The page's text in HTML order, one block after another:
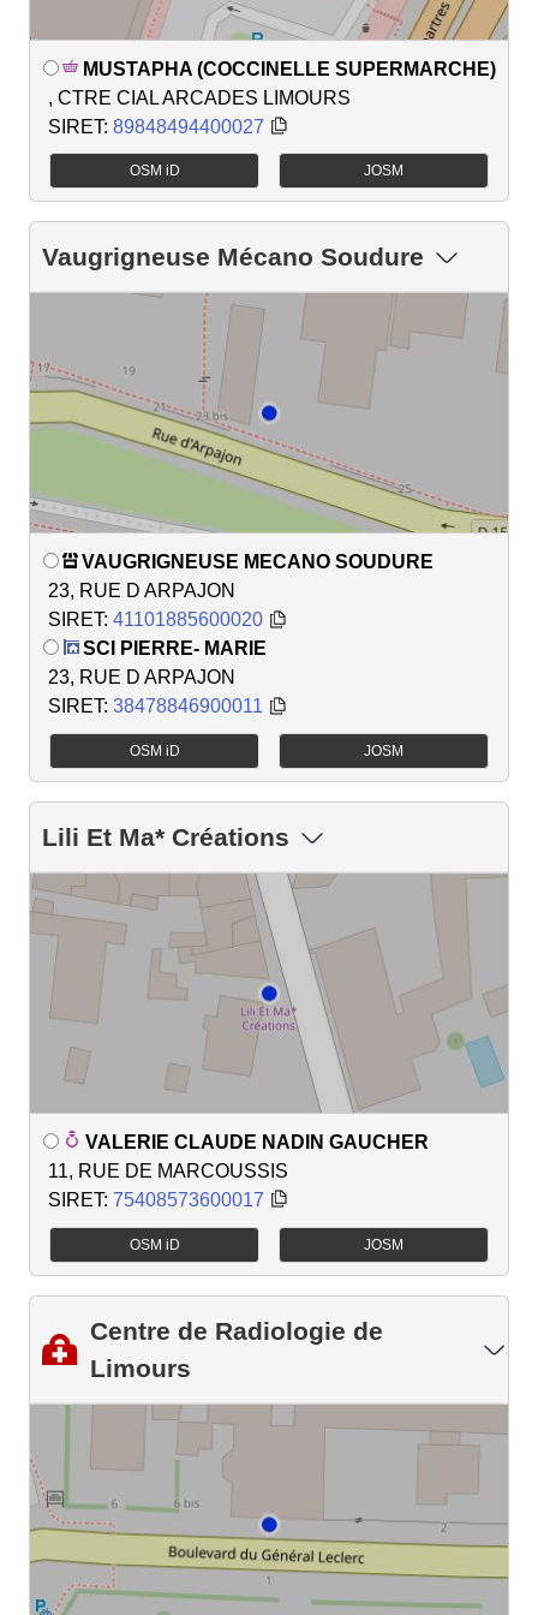
MUSTAPHA (COCCINELLE SUPERMARCHE)
, CTRE CIAL ARCADES LIMOURS
SIRET: 89848494400027
OSM iD JOSM
Vaugrigneuse Mécano Soudure
VAUGRIGNEUSE MECANO SOUDURE
23, RUE D ARPAJON
SIRET: 41101885600020
SCI PIERRE- MARIE
23, RUE D ARPAJON
SIRET: 38478846900011
OSM iD JOSM
Lili Et Ma* Créations
VALERIE CLAUDE NADIN GAUCHER
11, RUE DE MARCOUSSIS
SIRET: 75408573600017
OSM iD JOSM
Centre de Radiologie de
Limours